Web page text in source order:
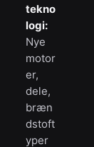
tekno
logi:
Nye
motor
er,
dele,
bræn
dstoft
yper